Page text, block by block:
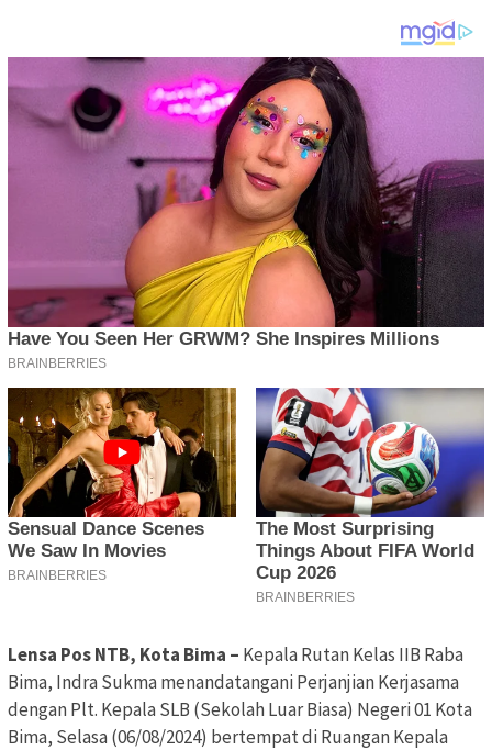
Lensa Pos NTB, Kota Bima – Kepala Rutan Kelas IIB Raba
Bima, Indra Sukma menandatangani Perjanjian Kerjasama
dengan Plt. Kepala SLB (Sekolah Luar Biasa) Negeri 01 Kota
Bima, Selasa (06/08/2024) bertempat di Ruangan Kepala